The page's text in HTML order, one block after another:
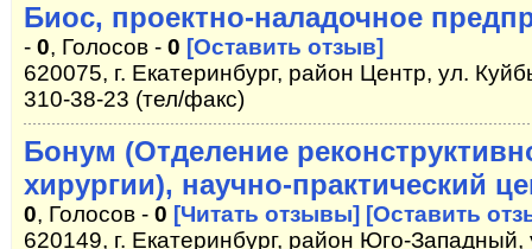
Биос, проектно-наладочное
- 0, Голосов - 0 [Оставить отзыв]
620075, г. Екатеринбург, район Центр, ул.
310-38-23 (тел/факс)
Бонум (Отделение
хирургии), научно-практический
0, Голосов - 0 [Читать отзывы] [Оставить
620149, г. Екатеринбург, район Юго-